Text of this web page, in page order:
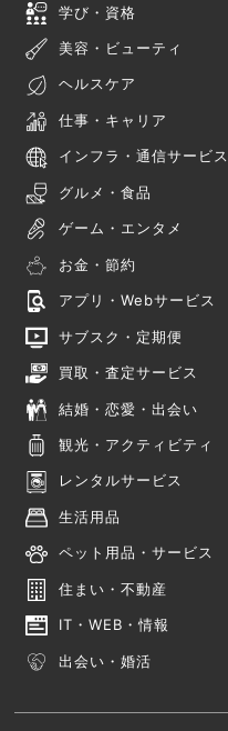
学び・資格
美容・ビューティ
ヘルスケア
仕事・キャリア
インフラ・通信サービス
グルメ・食品
ゲーム・エンタメ
お金・節約
アプリ・Webサービス
サブスク・定期便
買取・査定サービス
結婚・恋愛・出会い
観光・アクティビティ
レンタルサービス
生活用品
ペット用品・サービス
住まい・不動産
IT・WEB・情報
出会い・婚活